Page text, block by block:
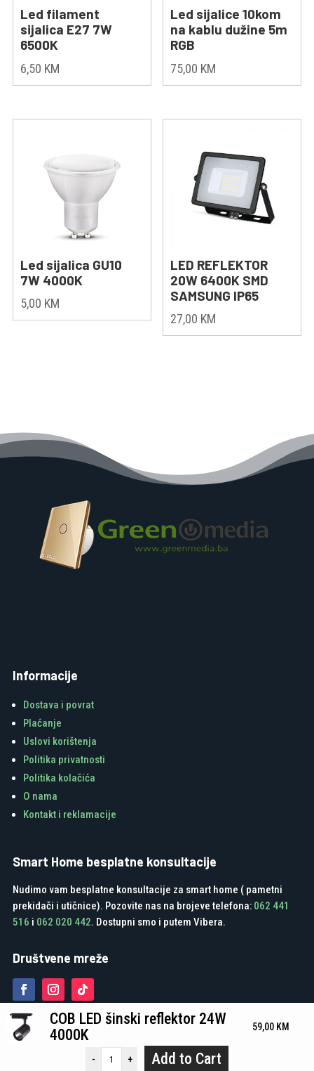
Led filament
sijalica E27 7W
6500K
6,50 KM
Led sijalice 10kom
na kablu dužine 5m
RGB
75,00 KM
Led sijalica GU10
7W 4000K
5,00 KM
LED REFLEKTOR
20W 6400K SMD
SAMSUNG IP65
27,00 KM
Informacije
Dostava i povrat
Plaćanje
Uslovi korištenja
Politika privatnosti
Politika kolačića
O nama
Kontakt i reklamacije
Smart Home besplatne konsultacije
Nudimo vam besplatne konsultacije za smart home ( pametni
prekidači i utičnice). Pozovite nas na brojeve telefona: 062 441
516 i 062 020 442. Dostupni smo i putem Vibera.
Društvene mreže
Green Media Tuzla d.o.o. - Developed by Digitalk Marketing Agencija
COB LED šinski reflektor 24W
4000K
59,00 KM
- + Add to Cart